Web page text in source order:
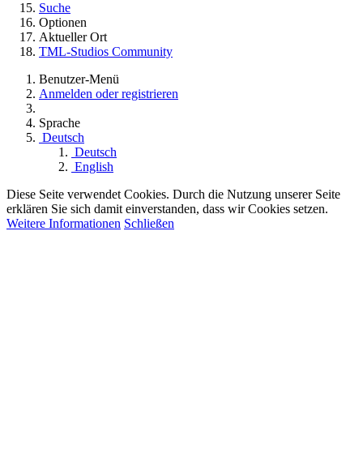
Suche
Optionen
Aktueller Ort
TML-Studios Community
Benutzer-Menü
Anmelden oder registrieren
Sprache
Deutsch
Deutsch
English
Diese Seite verwendet Cookies. Durch die Nutzung unserer Seite
erklären Sie sich damit einverstanden, dass wir Cookies setzen.
Weitere Informationen Schließen